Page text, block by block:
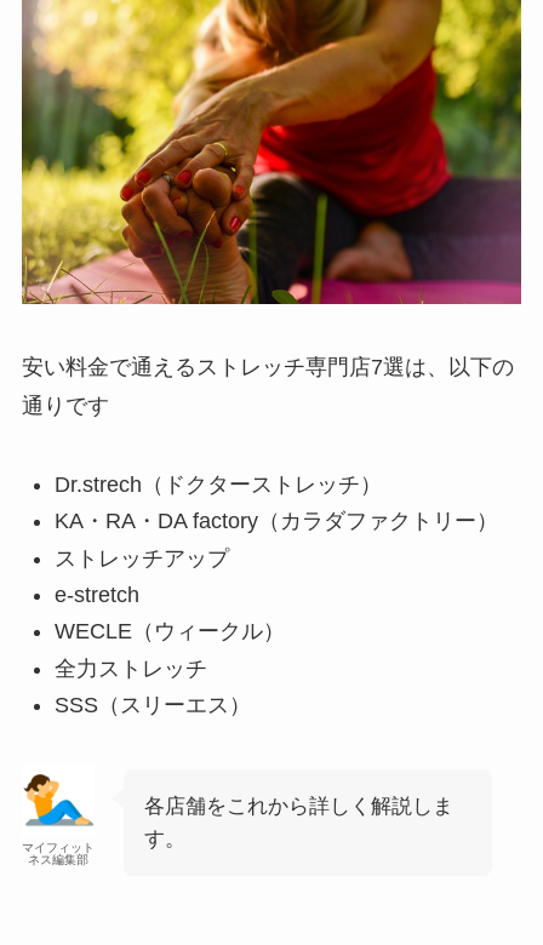
安い料金で通えるストレッチ専門店7選は、以下の
通りです
Dr.strech（ドクターストレッチ）
KA・RA・DA factory（カラダファクトリー）
ストレッチアップ
e-stretch
WECLE（ウィークル）
全力ストレッチ
SSS（スリーエス）
マイフィット
ネス編集部
各店舗をこれから詳しく解説しま
す。